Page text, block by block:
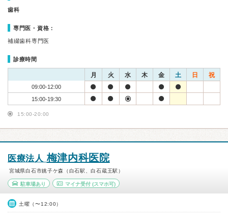
歯科
専門医・資格：
補綴歯科専門医
診療時間
月 火 水 木 金 土 日 祝
09:00-12:00
15:00-19:30
15:00-20:00
医療法人梅津内科医院
宮城県白石市銚子ケ森（白石駅、白石蔵王駅）
駐車場あり マイナ受付(スマホ可)
土曜（〜12:00）